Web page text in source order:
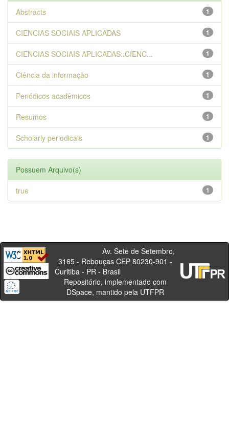
1
Abstracts
1
CIENCIAS SOCIAIS APLICADAS
1
CIENCIAS SOCIAIS APLICADAS::CIENC...
1
Ciência da informação
1
Periódicos acadêmicos
1
Resumos
1
Scholarly periodicals
Possuem Arquivo(s)
1
true
Av. Sete de Setembro,
3165 - Rebouças CEP 80230-901 -
Curitiba - PR - Brasil
Repositório, implementado com
DSpace, mantido pela UTFPR